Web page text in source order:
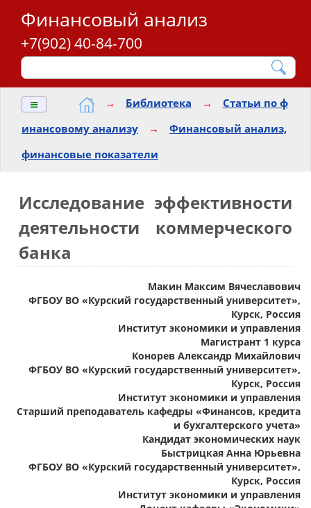
Финансовый анализ
+7(902) 40-84-700
≡ → Библиотека →
Статьи по ф
инансовому анализу
→
Финансовый анализ,
финансовые показатели
Исследование эффективности
деятельности коммерческого
банка
Макин Максим Вячеславович
ФГБОУ ВО «Курский государственный университет»,
Курск, Россия
Институт экономики и управления
Магистрант 1 курса
Конорев Александр Михайлович
ФГБОУ ВО «Курский государственный университет»,
Курск, Россия
Институт экономики и управления
Старший преподаватель кафедры «Финансов, кредита
и бухгалтерского учета»
Кандидат экономических наук
Быстрицкая Анна Юрьевна
ФГБОУ ВО «Курский государственный университет»,
Курск, Россия
Институт экономики и управления